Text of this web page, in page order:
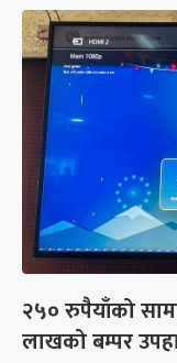
२५० रुपैयाँको
लाखको बम्पर